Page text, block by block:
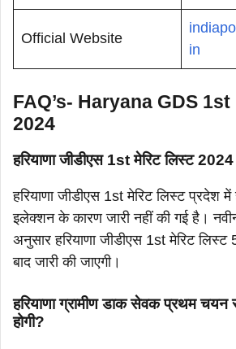
Official Website
in
FAQ’s- Haryana GDS
2024
हरियाणा जीडीएस 1st मेरिट लिस्ट
हरियाणा जीडीएस 1st मेरिट लिस्ट प्रदेश
इलेक्शन के कारण जारी नहीं की गई है।
अनुसार हरियाणा जीडीएस 1st मेरिट
बाद जारी की जाएगी।
हरियाणा ग्रामीण डाक सेवक प्रथम
होगी?